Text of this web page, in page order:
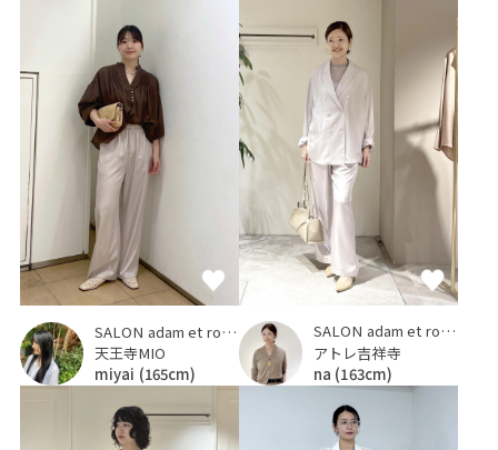
SALON adam et ropé
天王寺MIO
miyai (165cm)
SALON adam et ropé
アトレ吉祥寺
na (163cm)